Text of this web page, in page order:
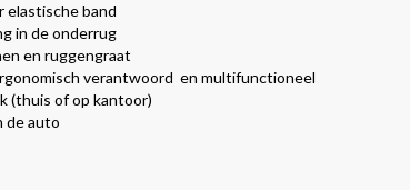
elastische band
in de onderrug
en ruggengraat
verantwoord en multifunctioneel
(thuis of op kantoor)
de auto